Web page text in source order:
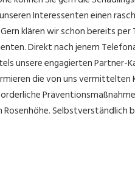
Interessenten einen
klären wir schon bereits per
Direkt nach jenem
unsere engagierten Partner-
die von uns vermittelten
Selbstverständlich